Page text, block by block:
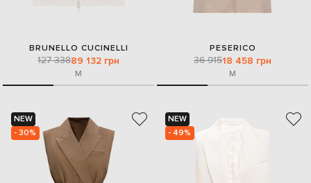
BRUNELLO CUCINELLI
127 33889 132 грн
M
PESERICO
36 91518 458 грн
M
NEW
- 30%
NEW
- 49%